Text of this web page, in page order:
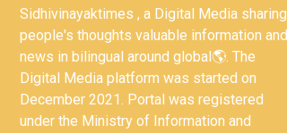
Sidhivinayaktimes , a Digital Media sharing
people's thoughts valuable information and
news in bilingual around global🌎. The
Digital Media platform was started on
December 2021. Portal was registered
under the Ministry of Information and